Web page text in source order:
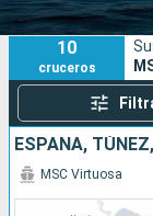
Puertos
10
cruceros
ESPAÑA,
MSC Virtuosa